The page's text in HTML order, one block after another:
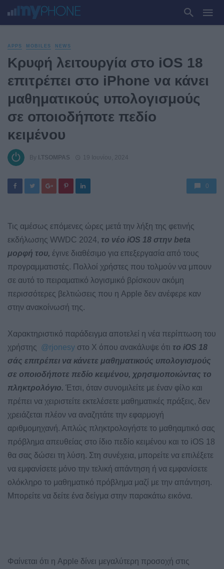
APPS MOBILES NEWS
Κρυφή λειτουργία στο iOS 18
επιτρέπει στο iPhone να κάνει
μαθηματικούς υπολογισμούς
σε οποιοδήποτε πεδίο
κειμένου
By I.TSOMPAS 19 Ιουνίου, 2024
0
Τις αμέσως επόμενες ώρες μετά την λήξη της φετινής
εκδήλωσης WWDC 2024, το νέο iOS 18 στην beta
μορφή του, έγινε διαθέσιμο για επεξεργασία από τους
προγραμματιστές. Πολλοί χρήστες που τολμούν να μπουν
σε αυτό το πειραματικό λογισμικό βρίσκουν ακόμη
περισσότερες βελτιώσεις που η Apple δεν ανέφερε καν
στην ανακοίνωσή της.
Χαρακτηριστικό παράδειγμα αποτελεί η νέα περίπτωση του
χρήστης @rjonesy στο X όπου ανακάλυψε ότι το iOS 18
σάς επιτρέπει να κάνετε μαθηματικούς υπολογισμούς
σε οποιοδήποτε πεδίο κειμένου, χρησιμοποιώντας το
πληκτρολόγιο. Έτσι, όταν συνομιλείτε με έναν φίλο και
πρέπει να χειριστείτε εκτελέσετε μαθηματικές πράξεις, δεν
χρειάζεται πλέον να αναζητάτε την εφαρμογή
αριθμομηχανή. Απλώς πληκτρολογήστε το μαθηαμτικό σας
πρόβλημα απευθείας στο ίδιο πεδίο κειμένου και το iOS 18
θα σας δώσει τη λύση. Στη συνέχεια, μπορείτε να επιλέξετε
να εμφανίσετε μόνο την τελική απάντηση ή να εμφανίσετε
ολόκληρο το μαθηματικό πρόβλημα μαζί με την απάντηση.
Μπορείτε να δείτε ένα δείγμα στην παρακάτω εικόνα.
Φαίνεται ότι η Apple δίνει μεγαλύτερη προσοχή στις